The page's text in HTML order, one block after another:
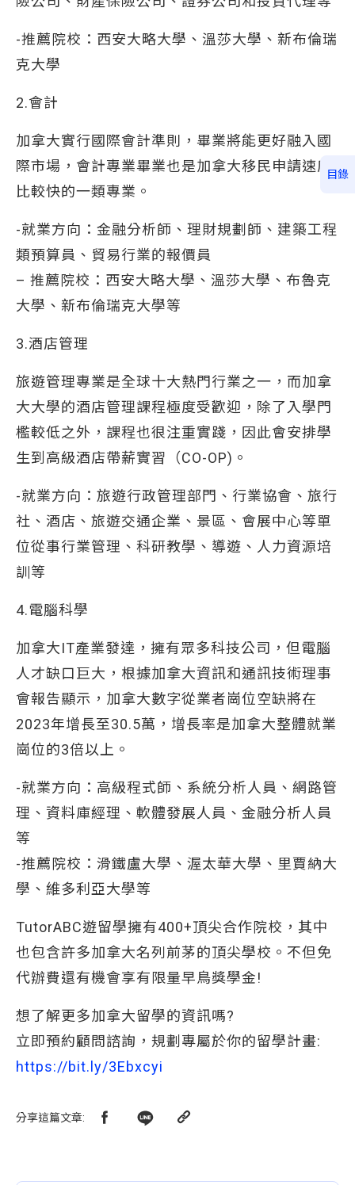
-推薦院校：西安大略大學、溫莎大學、新布倫瑞
克大學
2.會計
加拿大實行國際會計準則，畢業將能更好融入國
際市場，會計專業畢業也是加拿大移民申請速度
比較快的一類專業。
-就業方向：金融分析師、理財規劃師、建築工程
類預算員、貿易行業的報價員
– 推薦院校：西安大略大學、溫莎大學、布魯克
大學、新布倫瑞克大學等
3.酒店管理
旅遊管理專業是全球十大熱門行業之一，而加拿
大大學的酒店管理課程極度受歡迎，除了入學門
檻較低之外，課程也很注重實踐，因此會安排學
生到高級酒店帶薪實習（CO-OP)。
-就業方向：旅遊行政管理部門、行業協會、旅行
社、酒店、旅遊交通企業、景區、會展中心等單
位從事行業管理、科研教學、導遊、人力資源培
訓等
4.電腦科學
加拿大IT產業發達，擁有眾多科技公司，但電腦
人才缺口巨大，根據加拿大資訊和通訊技術理事
會報告顯示，加拿大數字從業者崗位空缺將在
2023年增長至30.5萬，增長率是加拿大整體就業
崗位的3倍以上。
-就業方向：高級程式師、系統分析人員、網路管
理、資料庫經理、軟體發展人員、金融分析人員
等
-推薦院校：滑鐵盧大學、渥太華大學、里賈納大
學、維多利亞大學等
TutorABC遊留學擁有400+頂尖合作院校，其中
也包含許多加拿大名列前茅的頂尖學校。不但免
代辦費還有機會享有限量早鳥獎學金!
想了解更多加拿大留學的資訊嗎?
立即預約顧問諮詢，規劃專屬於你的留學計畫:
https://bit.ly/3Ebxcyi
分享這篇文章:
目錄